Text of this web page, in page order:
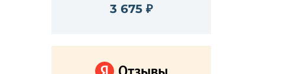
3 675 ₽